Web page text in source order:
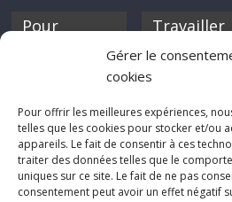
Gérer le
cookies
Pour offrir les meilleures expériences,
telles que les cookies pour stocker et/ou
appareils. Le fait de consentir à ces
traiter des données telles que le
uniques sur ce site. Le fait de ne pas
consentement peut avoir un effet négatif
Pour
discothèque
Travailler
Si tu souhaites
Rocknfool,
pas à nous
tes chroniques
concerts, de
séries ou des